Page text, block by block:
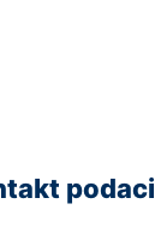
podaci